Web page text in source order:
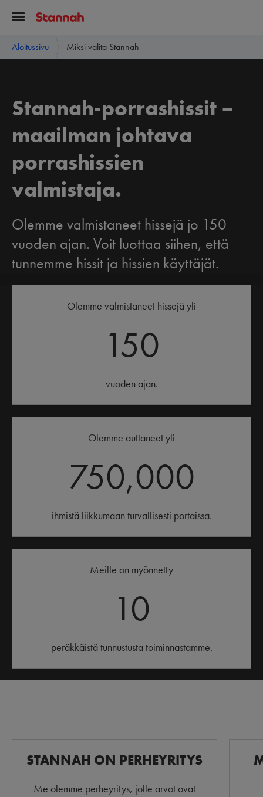
Aloitussivu Miksi valita Stannah
Stannah-porrashissit –
maailman johtava
porrashissien
valmistaja.
Olemme valmistaneet hissejä jo 150
vuoden ajan. Voit luottaa siihen, että
tunnemme hissit ja hissien käyttäjät.
Olemme valmistaneet hissejä yli
150
vuoden ajan.
Olemme auttaneet yli
750,000
ihmistä liikkumaan turvallisesti portaissa.
Meille on myönnetty
10
peräkkäistä tunnustusta toiminnastamme.
STANNAH ON PERHEYRITYS
Me olemme perheyritys, jolle arvot ovat